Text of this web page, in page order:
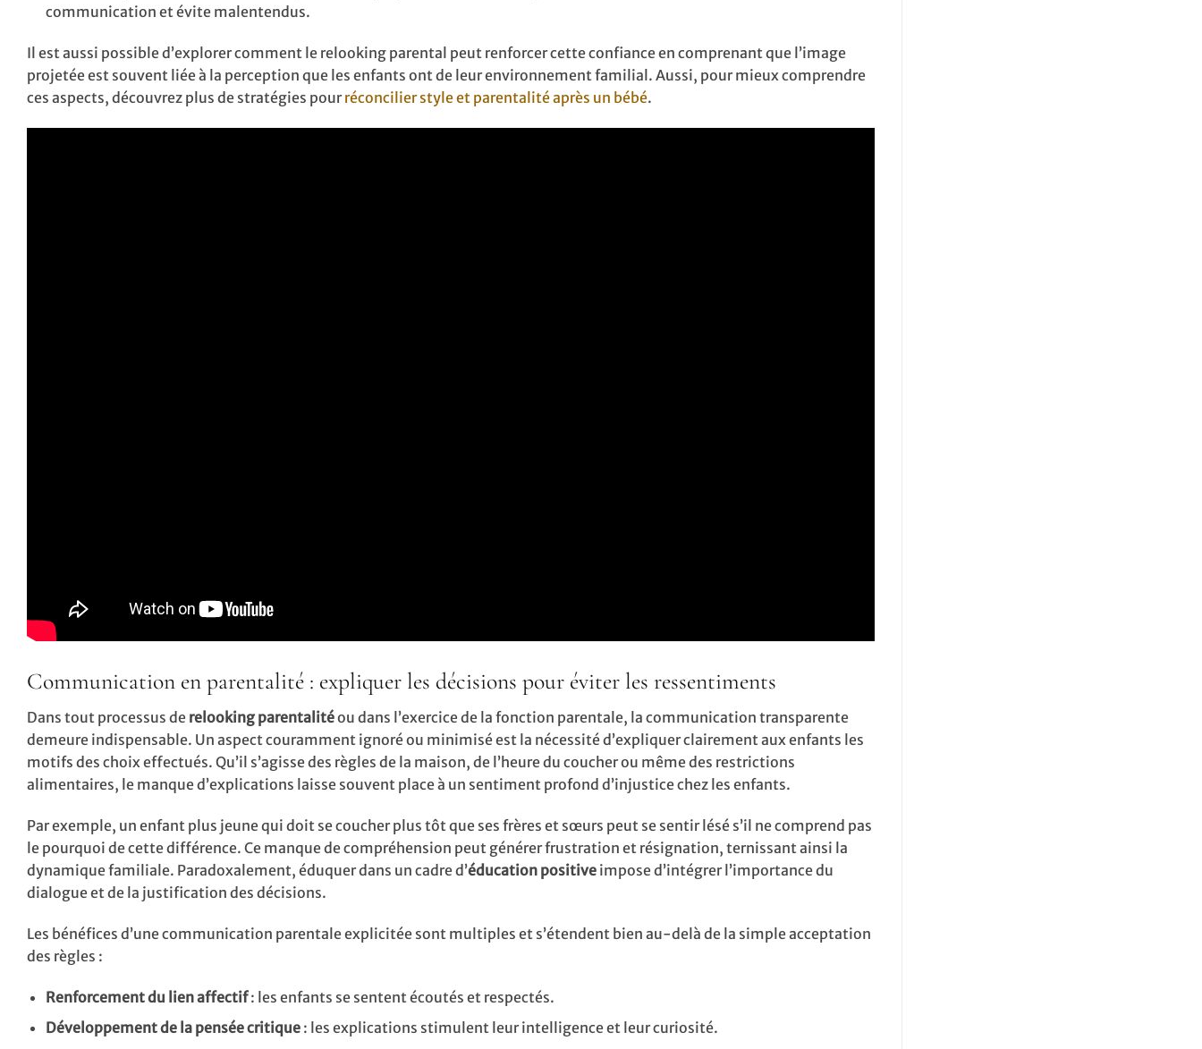
communication et évite malentendus.
Il est aussi possible d’explorer comment le relooking parental peut renforcer cette confiance en comprenant que l’image
projetée est souvent liée à la perception que les enfants ont de leur environnement familial. Aussi, pour mieux comprendre
ces aspects, découvrez plus de stratégies pourréconcilier style et parentalité après un bébé.
Communication en parentalité : expliquer les décisions pour éviter les ressentiments
Dans tout processus de relooking parentalitéou dans l’exercice de la fonction parentale, la communication transparente
demeure indispensable. Un aspect couramment ignoré ou minimisé est la nécessité d’expliquer clairement aux enfants les
motifs des choix effectués. Qu’il s’agisse des règles de la maison, de l’heure du coucher ou même des restrictions
alimentaires, le manque d’explications laisse souvent place à un sentiment profond d’injustice chez les enfants.
Par exemple, un enfant plus jeune qui doit se coucher plus tôt que ses frères et sœurs peut se sentir lésé s’il ne comprend pas
le pourquoi de cette différence. Ce manque de compréhension peut générer frustration et résignation, ternissant ainsi la
dynamique familiale. Paradoxalement, éduquer dans un cadre d’éducation positive impose d’intégrer l’importance du
dialogue et de la justification des décisions.
Les bénéfices d’une communication parentale explicitée sont multiples et s’étendent bien au-delà de la simple acceptation
des règles :
Renforcement du lien affectif: les enfants se sentent écoutés et respectés.
Développement de la pensée critique: les explications stimulent leur intelligence et leur curiosité.